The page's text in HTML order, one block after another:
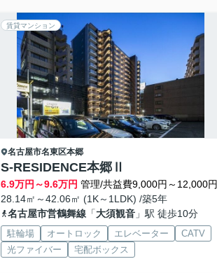
賃貸マンション
名古屋市名東区本郷
S-RESIDENCE本郷Ⅱ
6.9万円～9.6万円 管理/共益費9,000円～12,000円
28.14㎡～42.06㎡ (1K～1LDK) /築5年
名古屋市営鶴舞線「大須観音」駅 徒歩10分
駐輪場 オートロック エレベーター
CATV
光ファイバー
宅配ボックス